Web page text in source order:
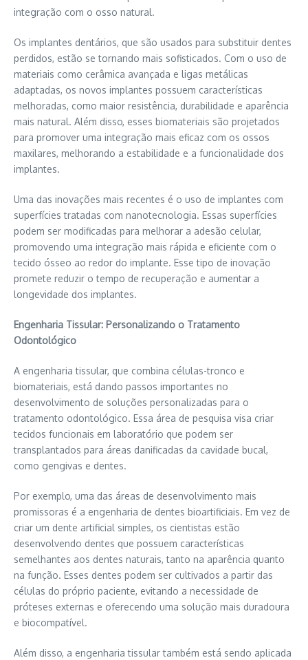
integração com o osso natural.
Os implantes dentários, que são usados para substituir dentes
perdidos, estão se tornando mais sofisticados. Com o uso de
materiais como cerâmica avançada e ligas metálicas
adaptadas, os novos implantes possuem características
melhoradas, como maior resistência, durabilidade e aparência
mais natural. Além disso, esses biomateriais são projetados
para promover uma integração mais eficaz com os ossos
maxilares, melhorando a estabilidade e a funcionalidade dos
implantes.
Uma das inovações mais recentes é o uso de implantes com
superfícies tratadas com nanotecnologia. Essas superfícies
podem ser modificadas para melhorar a adesão celular,
promovendo uma integração mais rápida e eficiente com o
tecido ósseo ao redor do implante. Esse tipo de inovação
promete reduzir o tempo de recuperação e aumentar a
longevidade dos implantes.
Engenharia Tissular: Personalizando o Tratamento
Odontológico
A engenharia tissular, que combina células-tronco e
biomateriais, está dando passos importantes no
desenvolvimento de soluções personalizadas para o
tratamento odontológico. Essa área de pesquisa visa criar
tecidos funcionais em laboratório que podem ser
transplantados para áreas danificadas da cavidade bucal,
como gengivas e dentes.
Por exemplo, uma das áreas de desenvolvimento mais
promissoras é a engenharia de dentes bioartificiais. Em vez de
criar um dente artificial simples, os cientistas estão
desenvolvendo dentes que possuem características
semelhantes aos dentes naturais, tanto na aparência quanto
na função. Esses dentes podem ser cultivados a partir das
células do próprio paciente, evitando a necessidade de
próteses externas e oferecendo uma solução mais duradoura
e biocompatível.
Além disso, a engenharia tissular também está sendo aplicada